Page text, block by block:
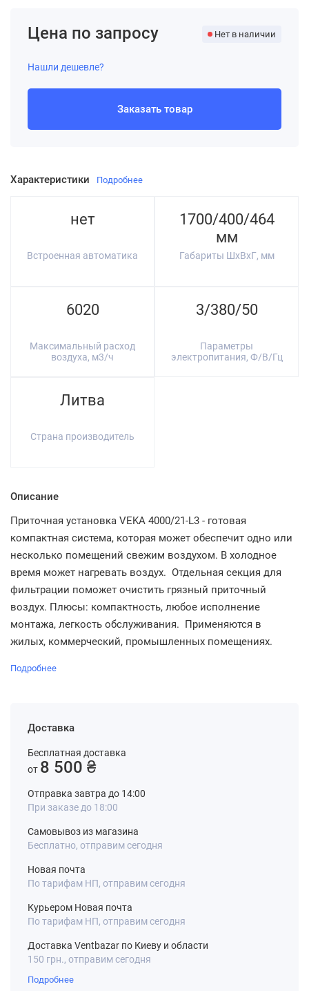
Характеристики Подробнее
нет
Встроенная автоматика
1700/400/464
мм
Габариты ШхВхГ, мм
6020
Максимальный расход
воздуха, м3/ч
3/380/50
Параметры
электропитания, Ф/В/Гц
Литва
Страна производитель
Описание
Приточная установка VEKA 4000/21-L3 - готовая
компактная система, которая может обеспечит одно или
несколько помещений свежим воздухом. В холодное
время может нагревать воздух. Отдельная секция для
фильтрации поможет очистить грязный приточный
воздух. Плюсы: компактность, любое исполнение
монтажа, легкость обслуживания. Применяются в
жилых, коммерческий, промышленных помещениях.
Подробнее
Доставка
Бесплатная доставка
от 8 500 ₴
Отправка завтра до 14:00
При заказе до 18:00
Самовывоз из магазина
Бесплатно, отправим сегодня
Новая почта
По тарифам НП, отправим сегодня
Курьером Новая почта
По тарифам НП, отправим сегодня
Доставка Ventbazar по Киеву и области
150 грн., отправим сегодня
Подробнее
Цена по запросу Нет в наличии
Нашли дешевле?
Заказать товар